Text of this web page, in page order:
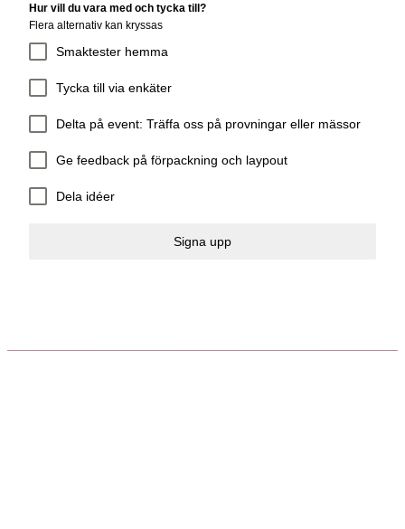
Hur vill du vara med och tycka till?
Flera alternativ kan kryssas
Smaktester hemma
Tycka till via enkäter
Delta på event: Träffa oss på provningar eller mässor
Ge feedback på förpackning och laypout
Dela idéer
Signa upp